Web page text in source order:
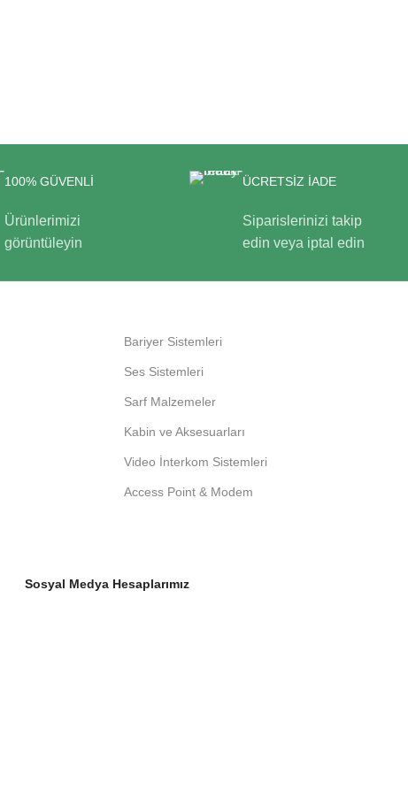
100% GÜVENLİ
Ürünlerimizi
görüntüleyin
ÜCRETSİZ İADE
Siparislerinizi takip
edin veya iptal edin
Bariyer Sistemleri
Ses Sistemleri
Sarf Malzemeler
Kabin ve Aksesuarları
Video İnterkom Sistemleri
Access Point & Modem
Sosyal Medya Hesaplarımız